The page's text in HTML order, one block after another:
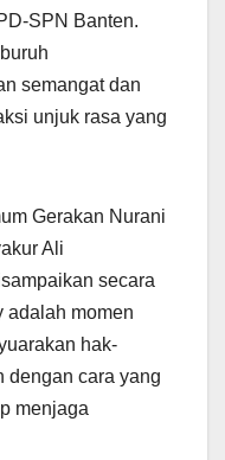
SPN Banten.
semangat dan
unjuk rasa yang
Gerakan Nurani
Ali
secara
adalah momen
hak-
dengan cara yang
menjaga